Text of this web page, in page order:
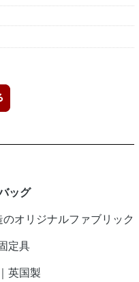
ッグ
オリジナルファブリック
定具
英国製